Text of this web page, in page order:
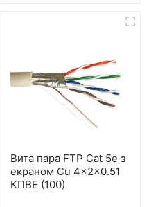
Вита пара FTP Cat 5е з
екраном Cu 4x2x0.51
КПВE (100)